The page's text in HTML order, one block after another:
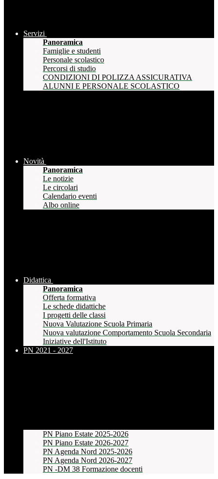
Servizi
Panoramica
Famiglie e studenti
Personale scolastico
Percorsi di studio
CONDIZIONI DI POLIZZA ASSICURATIVA
ALUNNI E PERSONALE SCOLASTICO
Novità
Panoramica
Le notizie
Le circolari
Calendario eventi
Albo online
Didattica
Panoramica
Offerta formativa
Le schede didattiche
I progetti delle classi
Nuova Valutazione Scuola Primaria
Nuova valutazione Comportamento Scuola Secondaria
Iniziative dell'Istituto
PN 2021 - 2027
PN Piano Estate 2025-2026
PN Piano Estate 2026-2027
PN Agenda Nord 2025-2026
PN Agenda Nord 2026-2027
PN -DM 38 Formazione docenti